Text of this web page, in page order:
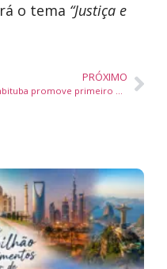
o tema “Justiça e
PRÓXIMO
Imbituba promove primeiro evento voltado ao turismo de bem-estar no litoral catarinense